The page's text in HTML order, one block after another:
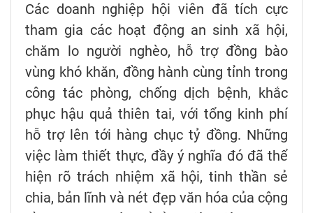
Các doanh nghiệp hội viên đã tích cực
tham gia các hoạt động an sinh xã hội,
chăm lo người nghèo, hỗ trợ đồng bào
vùng khó khăn, đồng hành cùng tỉnh trong
công tác phòng, chống dịch bệnh, khắc
phục hậu quả thiên tai, với tổng kinh phí
hỗ trợ lên tới hàng chục tỷ đồng. Những
việc làm thiết thực, đầy ý nghĩa đó đã thể
hiện rõ trách nhiệm xã hội, tinh thần sẻ
chia, bản lĩnh và nét đẹp văn hóa của cộng